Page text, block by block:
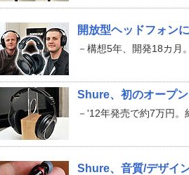
開放型ヘッドフォン
－構想5年、開発18カ月
Shure、初のオープ
－'12年発売で約7万円
Shure、音質/デザイ